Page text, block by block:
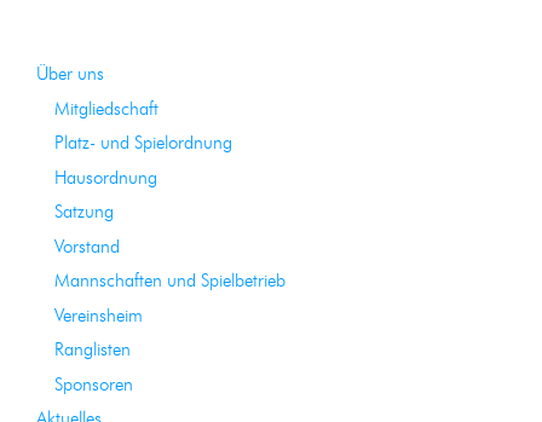
Über uns
Mitgliedschaft
Platz- und Spielordnung
Hausordnung
Satzung
Vorstand
Mannschaften und Spielbetrieb
Vereinsheim
Ranglisten
Sponsoren